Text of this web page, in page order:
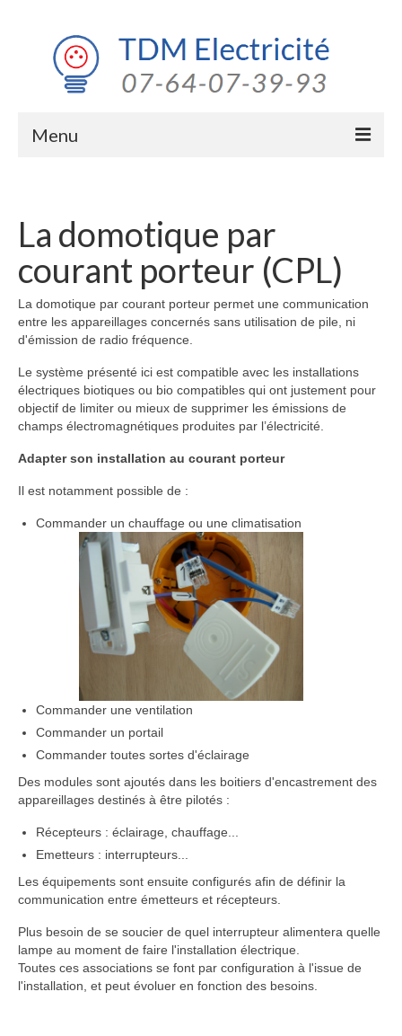
Menu
Domotique
Eclairage extérieur
La domotique par
courant porteur (CPL)
La domotique par courant porteur permet une communication
entre les appareillages concernés sans utilisation de pile, ni
d'émission de radio fréquence.
Le système présenté ici est compatible avec les installations
électriques biotiques ou bio compatibles qui ont justement pour
objectif de limiter ou mieux de supprimer les émissions de
champs électromagnétiques produites par l’électricité.
Adapter son installation au courant porteur
Il est notamment possible de :
Commander un chauffage ou une climatisation
Commander une ventilation
Commander un portail
Commander toutes sortes d'éclairage
Des modules sont ajoutés dans les boitiers d'encastrement des
appareillages destinés à être pilotés :
Récepteurs : éclairage, chauffage...
Emetteurs : interrupteurs...
Les équipements sont ensuite configurés afin de définir la
communication entre émetteurs et récepteurs.
Plus besoin de se soucier de quel interrupteur alimentera quelle
lampe au moment de faire l'installation électrique.
Toutes ces associations se font par configuration à l'issue de
l'installation, et peut évoluer en fonction des besoins.